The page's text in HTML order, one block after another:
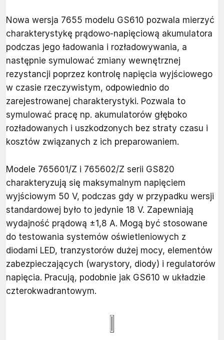
Nowa wersja 7655 modelu GS610 pozwala mierzyć
charakterystykę prądowo-napięciową akumulatora
podczas jego ładowania i rozładowywania, a
następnie symulować zmiany wewnętrznej
rezystancji poprzez kontrolę napięcia wyjściowego
w czasie rzeczywistym, odpowiednio do
zarejestrowanej charakterystyki. Pozwala to
symulować pracę np. akumulatorów głęboko
rozładowanych i uszkodzonych bez straty czasu i
kosztów związanych z ich preparowaniem.
Modele 765601/Z i 765602/Z serii GS820
charakteryzują się maksymalnym napięciem
wyjściowym 50 V, podczas gdy w przypadku wersji
standardowej było to jedynie 18 V. Zapewniają
wydajność prądową ±1,8 A. Mogą być stosowane
do testowania systemów oświetleniowych z
diodami LED, tranzystorów dużej mocy, elementów
zabezpieczających (warystory, diody) i regulatorów
napięcia. Pracują, podobnie jak GS610 w układzie
czterokwadrantowym.